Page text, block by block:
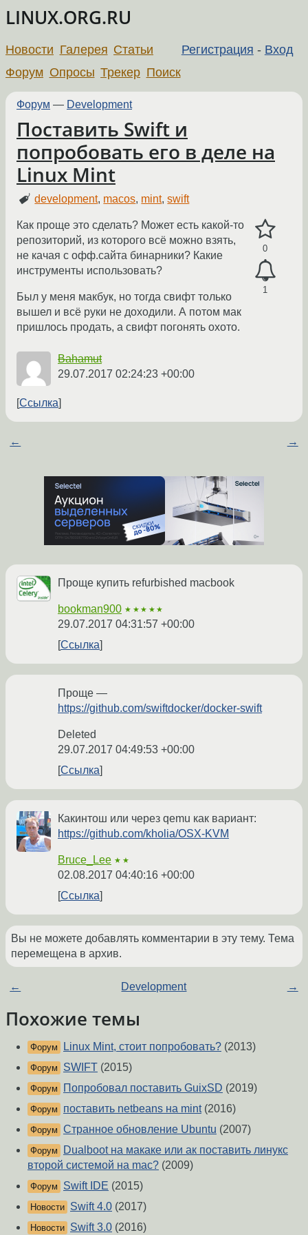
LINUX.ORG.RU
Регистрация - Вход
Новости Галерея Статьи
Форум Опросы Трекер Поиск
Форум — Development
Поставить Swift и
попробовать его в деле на
Linux Mint
development, macos, mint,swift
0
1
Как проще это сделать? Может есть какой-то
репозиторий, из которого всё можно взять,
не качая с офф.сайта бинарники? Какие
инструменты использовать?
Был у меня макбук, но тогда свифт только
вышел и всё руки не доходили. А потом мак
пришлось продать, а свифт погонять охото.
Bahamut
29.07.2017 02:24:23 +00:00
Ссылка
← →
Проще купить refurbished macbook
bookman900 ★★★★★
29.07.2017 04:31:57 +00:00
Ссылка
Проще —
https://github.com/swiftdocker/docker-swift
Deleted
29.07.2017 04:49:53 +00:00
Ссылка
Какинтош или через qemu как вариант:
https://github.com/kholia/OSX-KVM
Bruce_Lee ★★
02.08.2017 04:40:16 +00:00
Ссылка
Вы не можете добавлять комментарии в эту тему. Тема
перемещена в архив.
← Development →
Похожие темы
Форум Linux Mint, стоит попробовать? (2013)
Форум SWIFT (2015)
Форум Попробовал поставить GuixSD (2019)
Форум поставить netbeans на mint(2016)
Форум Странное обновление Ubuntu (2007)
Форум
Dualboot на макаке или ак поставить линукс
второй системой на mac? (2009)
Форум Swift IDE (2015)
Новости Swift 4.0 (2017)
Новости Swift 3.0 (2016)